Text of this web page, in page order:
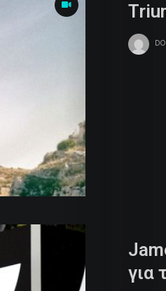
για